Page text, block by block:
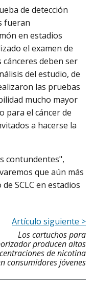
de detección
fueran
en estadios
el examen de
deben ser
del estudio, de
las pruebas
mucho mayor
para el cáncer de
a hacerse la
contundentes",
que aún más
SCLC en estadios
Artículo siguiente >
Los cartuchos para
producen altas
de nicotina
consumidores jóvenes